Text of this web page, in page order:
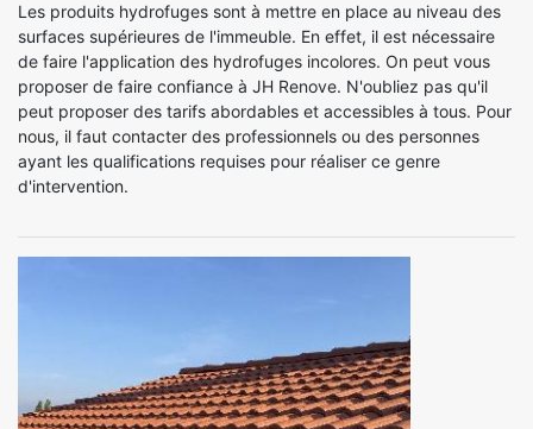
Les produits hydrofuges sont à mettre en place au niveau des
surfaces supérieures de l'immeuble. En effet, il est nécessaire
de faire l'application des hydrofuges incolores. On peut vous
proposer de faire confiance à JH Renove. N'oubliez pas qu'il
peut proposer des tarifs abordables et accessibles à tous. Pour
nous, il faut contacter des professionnels ou des personnes
ayant les qualifications requises pour réaliser ce genre
d'intervention.